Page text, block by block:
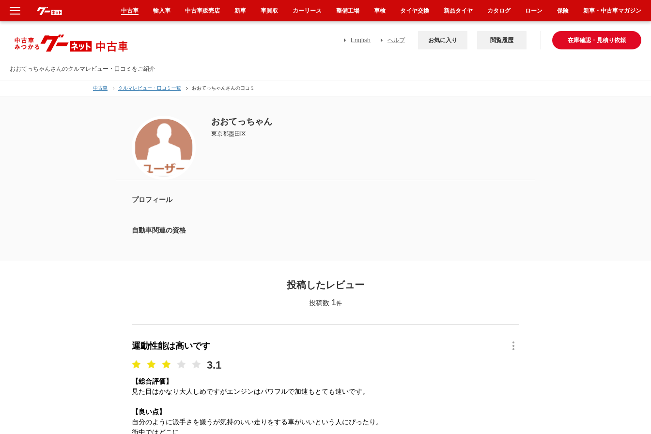
おおてっちゃんさんのクルマレビュー・口コミをご紹介
English ヘルプ 在庫確認・見積り依頼
お気に入り 閲覧履歴
中古車 クルマレビュー・口コミ一覧 おおてっちゃんさんの口コミ
おおてっちゃん
東京都墨田区
プロフィール
自動車関連の資格
投稿したレビュー
投稿数 1件
運動性能は高いです
3.1
【総合評価】
見た目はかなり大人しめですがエンジンはパワフルで加速もとても速いです。
【良い点】
自分のように派手さを嫌うが気持のいい走りをする車がいいという人にぴったり。
街中ではどこに
中古車 輸入車 中古車販売店 新車 車買取 カーリース 整備工場 車検 タイヤ交換 新品タイヤ カタログ ローン 保険 新車・中古車マガジン
新車
中古車